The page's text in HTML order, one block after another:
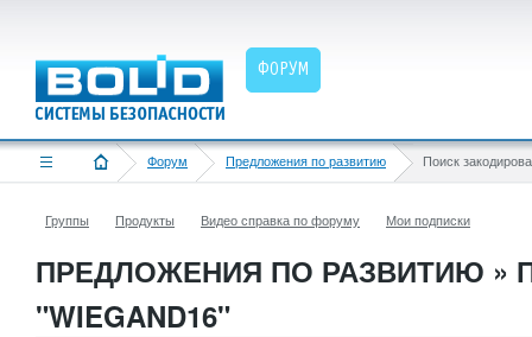
ФОРУМ
Форум Предложения по развитию
Группы Продукты Видео справка по форуму Мои подписки
ПРЕДЛОЖЕНИЯ ПО РАЗВИТИЮ »
"WIEGAND16"